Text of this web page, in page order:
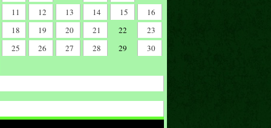
11 12 13 14 15
16
18 19 20 21 22
23
25 26 27 28 29
30